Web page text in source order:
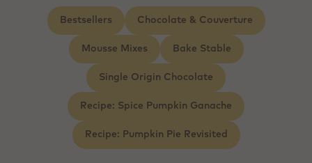
Bestsellers Chocolate & Couverture
Mousse Mixes Bake Stable
Single Origin Chocolate
Recipe: Spice Pumpkin Ganache
Recipe: Pumpkin Pie Revisited